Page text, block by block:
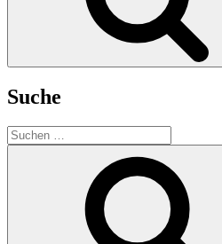
Suche
Suchen
nach: